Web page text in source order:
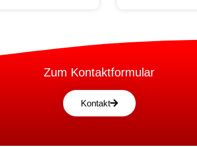
Zum Kontaktformular
Kontakt